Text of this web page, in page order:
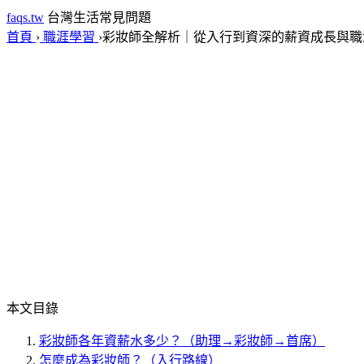
faqs.tw 台灣生活常見問題
首頁 › 職涯學習 ›彩妝師全解析｜從入行到資深的薪資成長與
本文目錄
彩妝師各年資薪水多少？（助理→彩妝師→首席）
怎麼成為彩妝師？（入行路線）